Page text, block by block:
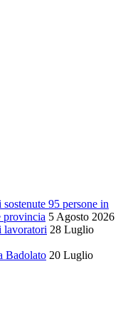
95 persone in
provincia 5 Agosto 2026
lavoratori 28 Luglio
Badolato 20 Luglio